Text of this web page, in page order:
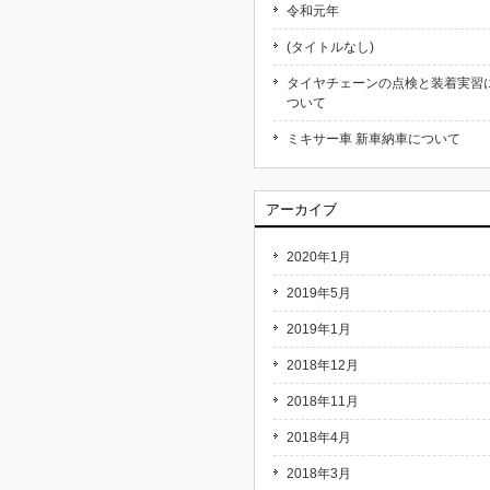
令和元年
(タイトルなし)
タイヤチェーンの点検と装着実習
ついて
ミキサー車 新車納車について
アーカイブ
2020年1月
2019年5月
2019年1月
2018年12月
2018年11月
2018年4月
2018年3月